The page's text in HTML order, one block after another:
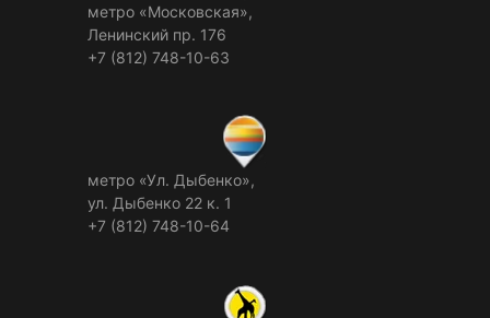
метро «Московская»,
Ленинский пр. 176
+7 (812) 748-10-63
метро «Ул. Дыбенко»,
ул. Дыбенко 22 к. 1
+7 (812) 748-10-64